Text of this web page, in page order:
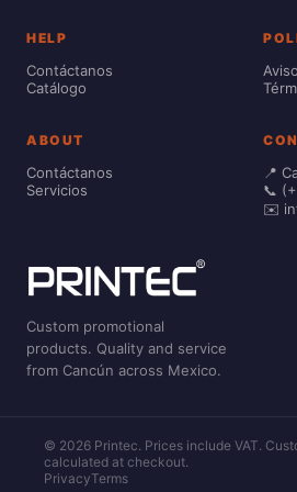
HELP
Contáctanos
Catálogo
ABOUT
Contáctanos
Servicios
📍
📞
✉️
Custom promotional
products. Quality and service
from Cancún across Mexico.
© 2026 Printec. Prices include VAT.
calculated at checkout.
PrivacyTerms